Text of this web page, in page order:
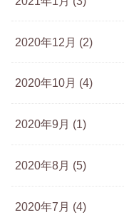
2020年12月 (2)
2020年10月 (4)
2020年9月 (1)
2020年8月 (5)
2020年7月 (4)